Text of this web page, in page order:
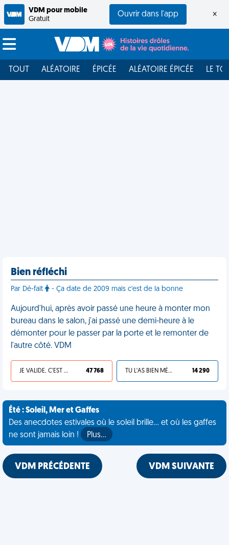
VDM pour mobile
Gratuit
Ouvrir dans l'app ×
TOUT ALÉATOIRE ÉPICÉE ALÉATOIRE ÉPICÉE LE
Bien réfléchi
Par Dé-fait - Ça date de 2009 mais c'est de la bonne
Aujourd'hui, après avoir passé une heure à monter mon
bureau dans le salon, j'ai passé une demi-heure à le
démonter pour le passer par la porte et le remonter de
l'autre côté. VDM
JE VALIDE, C'EST UNE VDM 47 768 TU L'AS BIEN MÉRITÉ 14 290
Été : Soleil, Mer et Gaffes
Des anecdotes estivales où le soleil brille... et où les gaffes
ne sont jamais loin !
Plus…
VDM PRÉCÉDENTE VDM SUIVANTE